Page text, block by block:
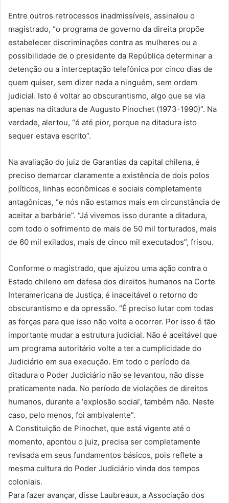
Entre outros retrocessos inadmissíveis, assinalou o
magistrado, “o programa de governo da direita propõe
estabelecer discriminações contra as mulheres ou a
possibilidade de o presidente da República determinar a
detenção ou a interceptação telefônica por cinco dias de
quem quiser, sem dizer nada a ninguém, sem ordem
judicial. Isto é voltar ao obscurantismo, algo que se via
apenas na ditadura de Augusto Pinochet (1973-1990)”. Na
verdade, alertou, “é até pior, porque na ditadura isto
sequer estava escrito”.
Na avaliação do juiz de Garantias da capital chilena, é
preciso demarcar claramente a existência de dois polos
políticos, linhas econômicas e sociais completamente
antagônicas, “e nós não estamos mais em circunstância de
aceitar a barbárie”. “Já vivemos isso durante a ditadura,
com todo o sofrimento de mais de 50 mil torturados, mais
de 60 mil exilados, mais de cinco mil executados”, frisou.
Conforme o magistrado, que ajuizou uma ação contra o
Estado chileno em defesa dos direitos humanos na Corte
Interamericana de Justiça, é inaceitável o retorno do
obscurantismo e da opressão. “É preciso lutar com todas
as forças para que isso não volte a ocorrer. Por isso é tão
importante mudar a estrutura judicial. Não é aceitável que
um programa autoritário volte a ter a cumplicidade do
Judiciário em sua execução. Em todo o período da
ditadura o Poder Judiciário não se levantou, não disse
praticamente nada. No período de violações de direitos
humanos, durante a ‘explosão social’, também não. Neste
caso, pelo menos, foi ambivalente”.
A Constituição de Pinochet, que está vigente até o
momento, apontou o juiz, precisa ser completamente
revisada em seus fundamentos básicos, pois reflete a
mesma cultura do Poder Judiciário vinda dos tempos
coloniais.
Para fazer avançar, disse Laubreaux, a Associação dos